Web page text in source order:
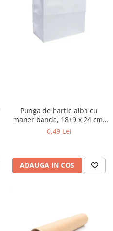
Punga de hartie alba cu
maner banda, 18+9 x 24 cm,
70g
0,49 Lei
ADAUGA IN COS